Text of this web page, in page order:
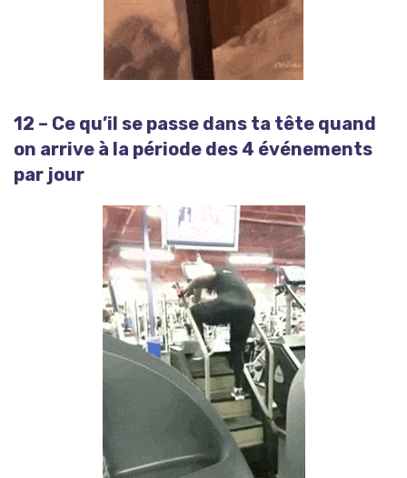
12 – Ce qu’il se passe dans ta tête quand
on arrive à la période des 4 événements
par jour